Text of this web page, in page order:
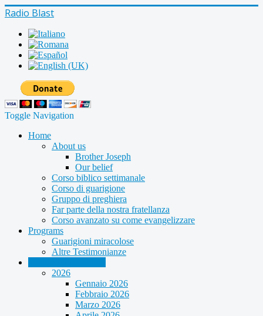
Radio Blast
Toggle Navigation
Home
About us
Brother Joseph
Our belief
Corso biblico settimanale
Corso di guarigione
Gruppo di preghiera
Far parte della nostra fratellanza
Corso avanzato su come evangelizzare
Programs
Guarigioni miracolose
Altre Testimonianze
2026
Gennaio 2026
Febbraio 2026
Marzo 2026